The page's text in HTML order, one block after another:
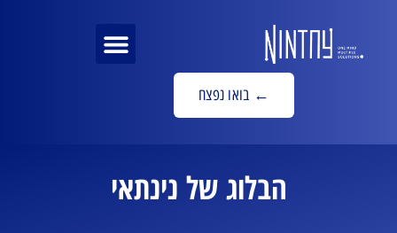
בואו נפצח ←
הבלוג של נינתאי